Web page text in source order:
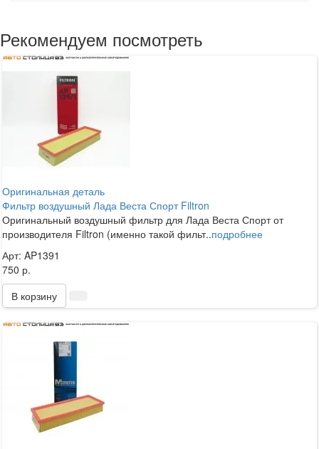
Рекомендуем посмотреть
Оригинальная деталь
Фильтр воздушный Лада Веста Спорт Filtron
Оригинальный воздушный фильтр для Лада Веста Спорт от
производителя Filtron (именно такой фильт..подробнее
Арт: AP1391
750 р.
В корзину